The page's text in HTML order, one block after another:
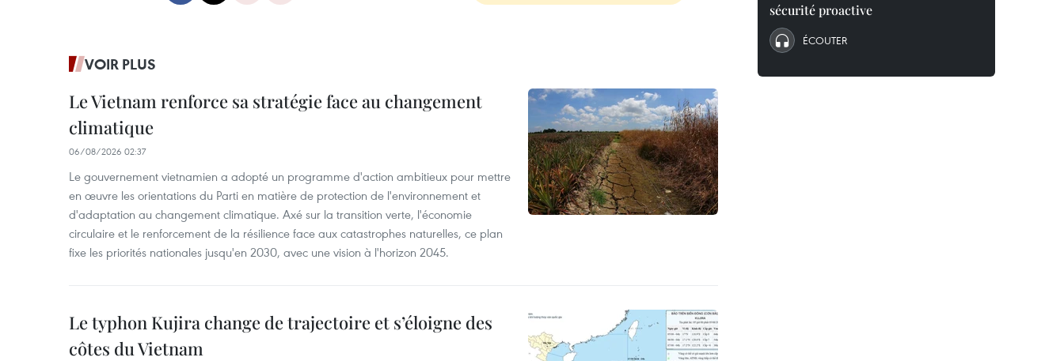
VOIR PLUS
Le Vietnam renforce sa stratégie face au changement
climatique
06/08/2026 02:37
Le gouvernement vietnamien a adopté un programme d'action ambitieux pour mettre
en œuvre les orientations du Parti en matière de protection de l'environnement et
d'adaptation au changement climatique. Axé sur la transition verte, l'économie
circulaire et le renforcement de la résilience face aux catastrophes naturelles, ce plan
fixe les priorités nationales jusqu'en 2030, avec une vision à l'horizon 2045.
Le typhon Kujira change de trajectoire et s’éloigne des
côtes du Vietnam
sécurité proactive
ÉCOUTER